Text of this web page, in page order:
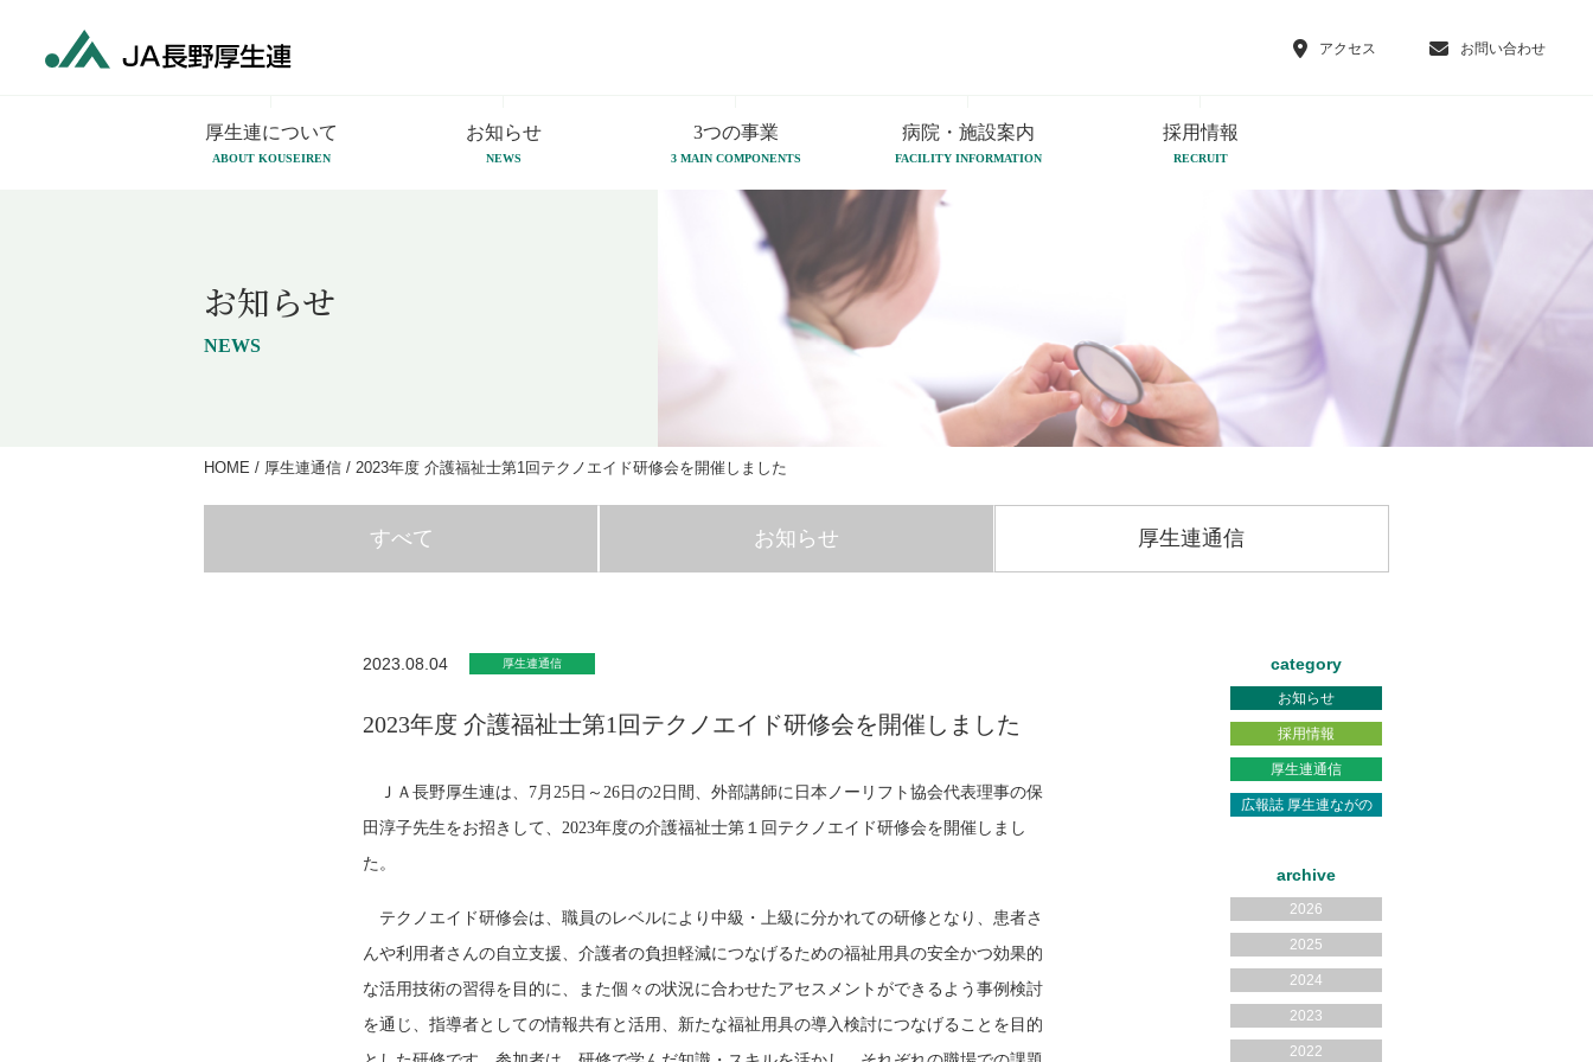
アクセス お問い合わせ
厚生連について
ABOUT KOUSEIREN
お知らせ
NEWS
3つの事業
3 MAIN COMPONENTS
病院・施設案内
FACILITY INFORMATION
採用情報
RECRUIT
お知らせ
NEWS
HOME / 厚生連通信 / 2023年度 介護福祉士第1回テクノエイド研修会を開催しました
すべて お知らせ 厚生連通信
2023.08.04 厚生連通信
2023年度 介護福祉士第1回テクノエイド研修会を開催しました
ＪＡ長野厚生連は、7月25日～26日の2日間、外部講師に日本ノーリフト協会代表理事の保
田淳子先生をお招きして、2023年度の介護福祉士第１回テクノエイド研修会を開催しまし
た。
テクノエイド研修会は、職員のレベルにより中級・上級に分かれての研修となり、患者さ
んや利用者さんの自立支援、介護者の負担軽減につなげるための福祉用具の安全かつ効果的
な活用技術の習得を目的に、また個々の状況に合わせたアセスメントができるよう事例検討
を通じ、指導者としての情報共有と活用、新たな福祉用具の導入検討につなげることを目的
category
お知らせ
採用情報
厚生連通信
広報誌 厚生連ながの
archive
2026
2025
2024
2023
2022